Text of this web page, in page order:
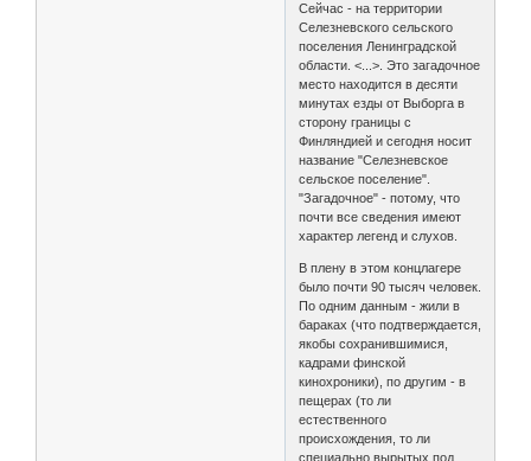
Сейчас - на территории
Селезневского сельского
поселения Ленинградской
области. <...>. Это загадочное
место находится в десяти
минутах езды от Выборга в
сторону границы с
Финляндией и сегодня носит
название "Селезневское
сельское поселение".
"Загадочное" - потому, что
почти все сведения имеют
характер легенд и слухов.
В плену в этом концлагере
было почти 90 тысяч человек.
По одним данным - жили в
бараках (что подтверждается,
якобы сохранившимися,
кадрами финской
кинохроники), по другим - в
пещерах (то ли
естественного
происхождения, то ли
специально вырытых под